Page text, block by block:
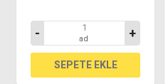
- ad +